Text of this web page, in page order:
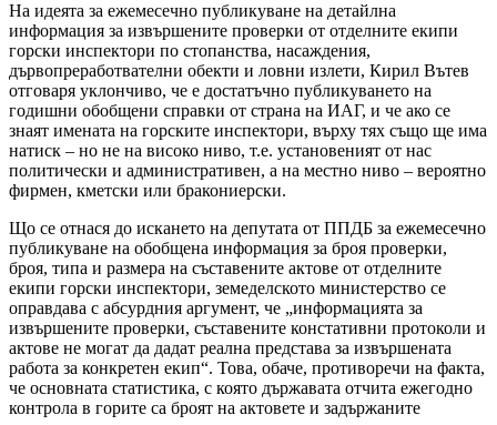
На идеята за ежемесечно публикуване на детайлна
информация за извършените проверки от отделните екипи
горски инспектори по стопанства, насаждения,
дървопреработвателни обекти и ловни излети, Кирил Вътев
отговаря уклончиво, че е достатъчно публикуването на
годишни обобщени справки от страна на ИАГ, и че ако се
знаят имената на горските инспектори, върху тях също ще има
натиск – но не на високо ниво, т.е. установеният от нас
политически и административен, а на местно ниво – вероятно
фирмен, кметски или бракониерски.
Що се отнася до искането на депутата от ППДБ за ежемесечно
публикуване на обобщена информация за броя проверки,
броя, типа и размера на съставените актове от отделните
екипи горски инспектори, земеделското министерство се
оправдава с абсурдния аргумент, че „информацията за
извършените проверки, съставените констативни протоколи и
актове не могат да дадат реална представа за извършената
работа за конкретен екип“. Това, обаче, противоречи на факта,
че основната статистика, с която държавата отчита ежегодно
контрола в горите са броят на актовете и задържаните